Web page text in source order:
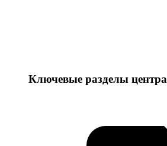
Ключевые разделы центра